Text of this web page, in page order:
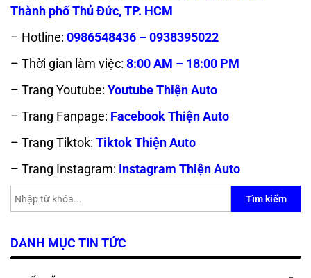
Thành phố Thủ Đức, TP. HCM
– Hotline: 0986548436 – 0938395022
– Thời gian làm việc: 8:00 AM – 18:00 PM
– Trang Youtube: Youtube Thiện Auto
– Trang Fanpage: Facebook Thiện Auto
– Trang Tiktok: Tiktok Thiện Auto
– Trang Instagram: Instagram Thiện Auto
Tìm kiếm
DANH MỤC TIN TỨC